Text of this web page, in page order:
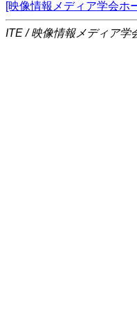
[映像情報メディア学会ホ
ITE / 映像情報メディア学